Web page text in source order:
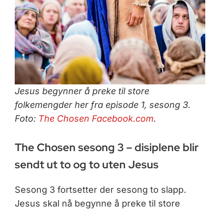
Jesus begynner å preke til store
folkemengder her fra episode 1, sesong 3.
Foto: The Chosen Facebook.com.
The Chosen sesong 3 – disiplene blir
sendt ut to og to uten Jesus
Sesong 3 fortsetter der sesong to slapp.
Jesus skal nå begynne å preke til store